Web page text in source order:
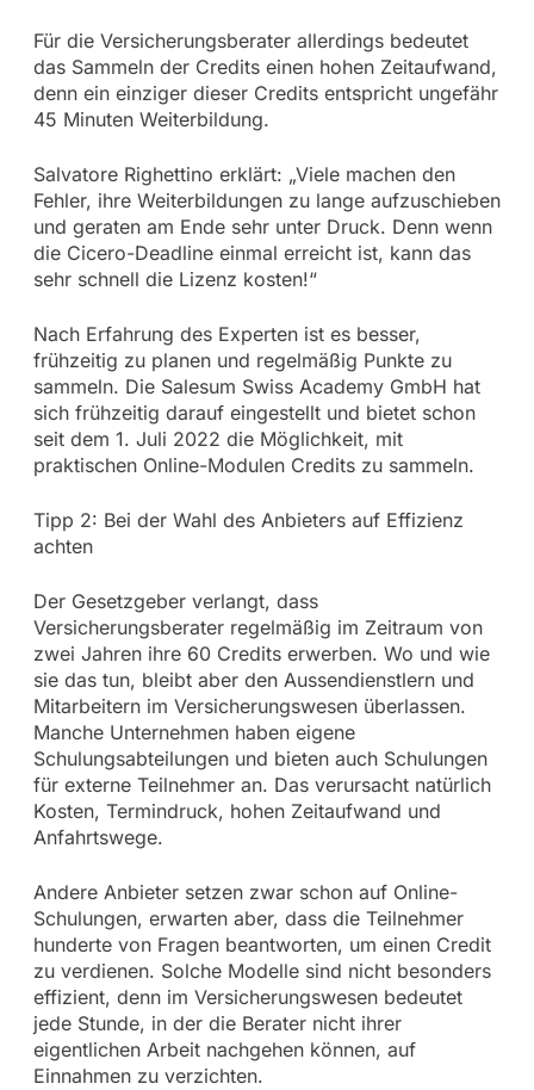
Für die Versicherungsberater allerdings bedeutet
das Sammeln der Credits einen hohen Zeitaufwand,
denn ein einziger dieser Credits entspricht ungefähr
45 Minuten Weiterbildung.
Salvatore Righettino erklärt: „Viele machen den
Fehler, ihre Weiterbildungen zu lange aufzuschieben
und geraten am Ende sehr unter Druck. Denn wenn
die Cicero-Deadline einmal erreicht ist, kann das
sehr schnell die Lizenz kosten!“
Nach Erfahrung des Experten ist es besser,
frühzeitig zu planen und regelmäßig Punkte zu
sammeln. Die Salesum Swiss Academy GmbH hat
sich frühzeitig darauf eingestellt und bietet schon
seit dem 1. Juli 2022 die Möglichkeit, mit
praktischen Online-Modulen Credits zu sammeln.
Tipp 2: Bei der Wahl des Anbieters auf Effizienz
achten
Der Gesetzgeber verlangt, dass
Versicherungsberater regelmäßig im Zeitraum von
zwei Jahren ihre 60 Credits erwerben. Wo und wie
sie das tun, bleibt aber den Aussendienstlern und
Mitarbeitern im Versicherungswesen überlassen.
Manche Unternehmen haben eigene
Schulungsabteilungen und bieten auch Schulungen
für externe Teilnehmer an. Das verursacht natürlich
Kosten, Termindruck, hohen Zeitaufwand und
Anfahrtswege.
Andere Anbieter setzen zwar schon auf Online-
Schulungen, erwarten aber, dass die Teilnehmer
hunderte von Fragen beantworten, um einen Credit
zu verdienen. Solche Modelle sind nicht besonders
effizient, denn im Versicherungswesen bedeutet
jede Stunde, in der die Berater nicht ihrer
eigentlichen Arbeit nachgehen können, auf
Einnahmen zu verzichten.